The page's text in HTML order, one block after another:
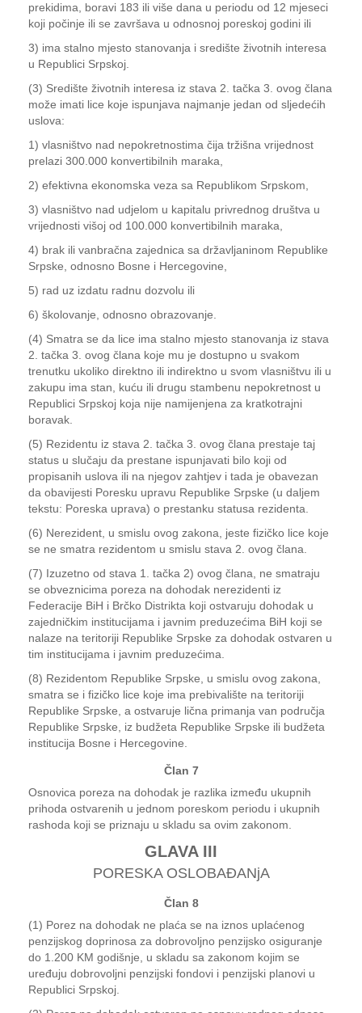
prekidima, boravi 183 ili više dana u periodu od 12 mjeseci
koji počinje ili se završava u odnosnoj poreskoj godini ili
3) ima stalno mjesto stanovanja i središte životnih interesa
u Republici Srpskoj.
(3) Središte životnih interesa iz stava 2. tačka 3. ovog člana
može imati lice koje ispunjava najmanje jedan od sljedećih
uslova:
1) vlasništvo nad nepokretnostima čija tržišna vrijednost
prelazi 300.000 konvertibilnih maraka,
2) efektivna ekonomska veza sa Republikom Srpskom,
3) vlasništvo nad udjelom u kapitalu privrednog društva u
vrijednosti višoj od 100.000 konvertibilnih maraka,
4) brak ili vanbračna zajednica sa državljaninom Republike
Srpske, odnosno Bosne i Hercegovine,
5) rad uz izdatu radnu dozvolu ili
6) školovanje, odnosno obrazovanje.
(4) Smatra se da lice ima stalno mjesto stanovanja iz stava
2. tačka 3. ovog člana koje mu je dostupno u svakom
trenutku ukoliko direktno ili indirektno u svom vlasništvu ili u
zakupu ima stan, kuću ili drugu stambenu nepokretnost u
Republici Srpskoj koja nije namijenjena za kratkotrajni
boravak.
(5) Rezidentu iz stava 2. tačka 3. ovog člana prestaje taj
status u slučaju da prestane ispunjavati bilo koji od
propisanih uslova ili na njegov zahtjev i tada je obavezan
da obavijesti Poresku upravu Republike Srpske (u daljem
tekstu: Poreska uprava) o prestanku statusa rezidenta.
(6) Nerezident, u smislu ovog zakona, jeste fizičko lice koje
se ne smatra rezidentom u smislu stava 2. ovog člana.
(7) Izuzetno od stava 1. tačka 2) ovog člana, ne smatraju
se obveznicima poreza na dohodak nerezidenti iz
Federacije BiH i Brčko Distrikta koji ostvaruju dohodak u
zajedničkim institucijama i javnim preduzećima BiH koji se
nalaze na teritoriji Republike Srpske za dohodak ostvaren u
tim institucijama i javnim preduzećima.
(8) Rezidentom Republike Srpske, u smislu ovog zakona,
smatra se i fizičko lice koje ima prebivalište na teritoriji
Republike Srpske, a ostvaruje lična primanja van područja
Republike Srpske, iz budžeta Republike Srpske ili budžeta
institucija Bosne i Hercegovine.
Član 7
Osnovica poreza na dohodak je razlika između ukupnih
prihoda ostvarenih u jednom poreskom periodu i ukupnih
rashoda koji se priznaju u skladu sa ovim zakonom.
GLAVA III
PORESKA OSLOBAĐANjA
Član 8
(1) Porez na dohodak ne plaća se na iznos uplaćenog
penzijskog doprinosa za dobrovoljno penzijsko osiguranje
do 1.200 KM godišnje, u skladu sa zakonom kojim se
uređuju dobrovoljni penzijski fondovi i penzijski planovi u
Republici Srpskoj.